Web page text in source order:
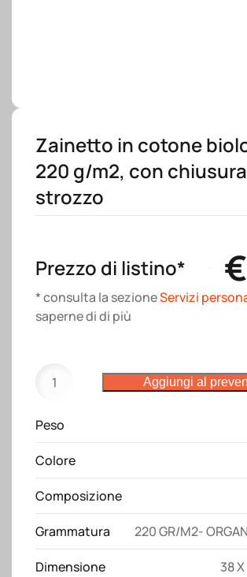
Zainetto in cotone
220 g/m2, con
strozzo
Prezzo di listino* €
* consulta la sezioneServizi
saperne di di più
biologico
220
g/m2,
chiusura
a
strozzo
quantità
Aggiungi al
Peso
Colore
Composizione
Grammatura 220 GR/M2-
Dimensione 38